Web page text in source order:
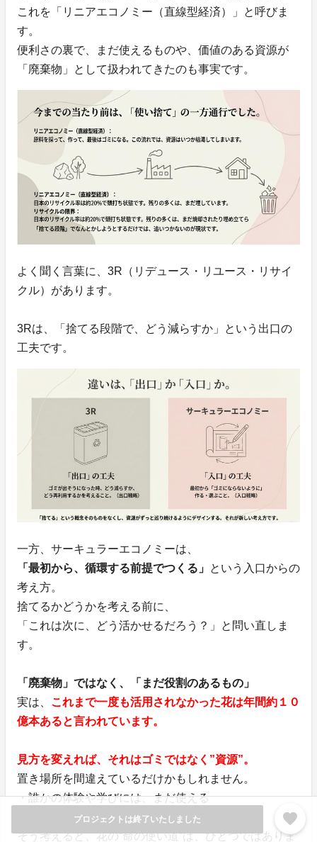
プロジェクトは終了いたしました favorite
これを「リニアエコノミー（直線型経済）」と呼びま
す。
便利さの裏で、まだ使えるものや、価値のある資源が
「廃棄物」として扱われてきたのも事実です。
よく聞く言葉に、3R（リデュース・リユース・リサイ
クル）があります。
3Rは、「捨てる段階で、どう減らすか」という出口の
工夫です。
一方、サーキュラーエコノミーは、
「最初から、循環する前提でつくる」 という入口からの
考え方。
捨てるかどうかを考える前に、
「これは次に、どう活かせるだろう？」と問い直しま
す。
「廃棄物」ではなく、「まだ役割のあるもの」
実は、 これまで一度も活用されなかった花は年間約１０
億本あると言われています。
見方を変えれば、それはゴミではなく”資源”。
置き場所を間違えているだけかもしれません。
・誰かの体験や学びには、まだ使える
・笑顔を生む力は、まだ残っている
そう考えると、花の“命の使い道”は、ひとつではありま